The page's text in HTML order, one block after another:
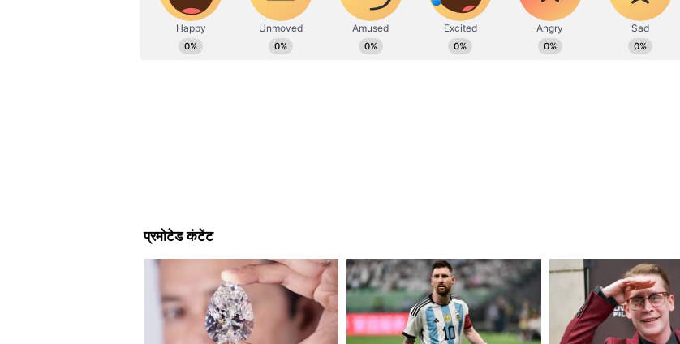
हालांकि, बेल्जियम ने दो मिनट से भी कम समय में फिर से बढ़त बना ली। ट्रॉसार्ड ने बाईं ओर से एक
और क्रॉस दिया, जिस पर डी केटेलेर ने हेडर से मैच का अपना दूसरा गोल किया।
बर्हल्टर का शॉट बाहर चला गया और कोर्टोइस ने फोलारिन बालोगुन के दो प्रयासों को विफल कर
दिया। हालांकि, स्टॉपेज टाइम में लुकाकू ने एक दमदार सोलो रन के बाद शांति से गेंद को गोल में
डालकर बेल्जियम की जीत पक्की कर दी।